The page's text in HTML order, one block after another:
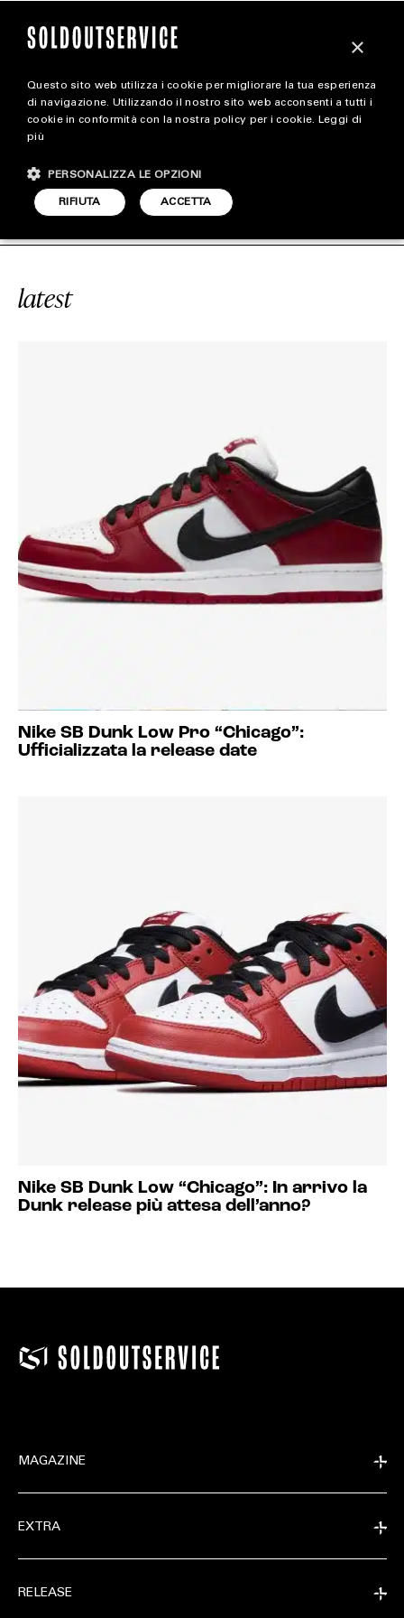
magazine
STYLE
FOOTWEAR
LOW “CHICAGO”
latest
Nike SB Dunk Low Pro “Chicago”:
Ufficializzata la release date
Nike SB Dunk Low “Chicago”: In arrivo la
Dunk release più attesa dell’anno?
MAGAZINE
EXTRA
RELEASE
×
Questo sito web utilizza i cookie per migliorare la tua esperienza
di navigazione. Utilizzando il nostro sito web acconsenti a tutti i
cookie in conformità con la nostra policy per i cookie. Leggi di
più
ACCETTA
RIFIUTA
PERSONALIZZA LE OPZIONI